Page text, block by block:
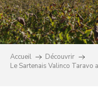
Accueil
Découvrir
Le Sartenais Valinco Taravo